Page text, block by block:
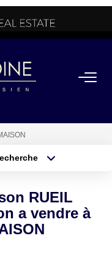
min
RUEIL
a vendre à